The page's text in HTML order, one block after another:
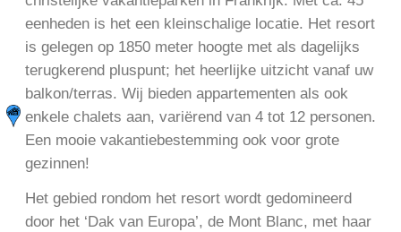
eenheden is het een kleinschalige locatie. Het resort
is gelegen op 1850 meter hoogte met als dagelijks
terugkerend pluspunt; het heerlijke uitzicht vanaf uw
balkon/terras. Wij bieden appartementen als ook
enkele chalets aan, variërend van 4 tot 12 personen.
Een mooie vakantiebestemming ook voor grote
gezinnen!
Het gebied rondom het resort wordt gedomineerd
door het ‘Dak van Europa’, de Mont Blanc, met haar